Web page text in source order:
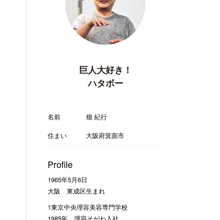
巨人大好き！
ハタボー
名前
畑 紀行
住まい
大阪府箕面市
Profile
1965年5月6日
大阪 東成区生まれ
1東京中央理容美容専門学校
1985年 理容そがわ入社